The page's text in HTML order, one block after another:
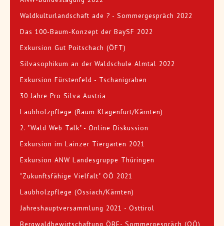
Waldkulturlandschaft ade ? - Sommergespräch 2022
Das 100-Baum-Konzept der BaySF 2022
Exkursion Gut Poitschach (ÖFT)
Silvasophikum an der Waldschule Almtal 2022
Exkursion Fürstenfeld - Tschanigraben
30 Jahre Pro Silva Austria
Laubholzpflege (Raum Klagenfurt/Kärnten)
2. "Wald Web Talk" - Online Diskussion
Exkursion im Lainzer Tiergarten 2021
Exkursion ANW Landesgruppe Thüringen
"Zukunftsfähige Vielfalt" OÖ 2021
Laubholzpflege (Ossiach/Kärnten)
Jahreshauptversammlung 2021 - Osttirol
Bergwaldbewirtschaftung ÖBF- Sommergespräch (OÖ)